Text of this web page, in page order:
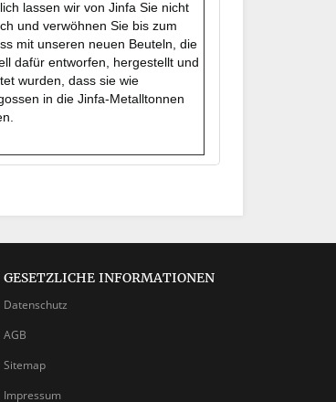
lassen wir von Jinfa Sie nicht
und verwöhnen Sie bis zum
mit unseren neuen Beuteln, die
dafür entworfen, hergestellt und
wurden, dass sie wie
in die Jinfa-Metalltonnen
GESETZLICHE INFORMATIONEN
Datenschutz
AGB
Sitemap
Impressum